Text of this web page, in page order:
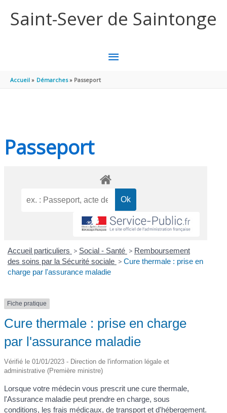
Saint-Sever de Saintonge
MENU
Accueil Démarches Passeport
Passeport
Accueil particuliers > Social - Santé > Remboursement
des soins par la Sécurité sociale > Cure thermale : prise en
charge par l'assurance maladie
Fiche pratique
Cure thermale : prise en charge
par l'assurance maladie
Vérifié le 01/01/2023 - Direction de l'information légale et
administrative (Première ministre)
Lorsque votre médecin vous prescrit une cure thermale,
l'Assurance maladie peut prendre en charge, sous
conditions, les frais médicaux, de transport et d'hébergement.